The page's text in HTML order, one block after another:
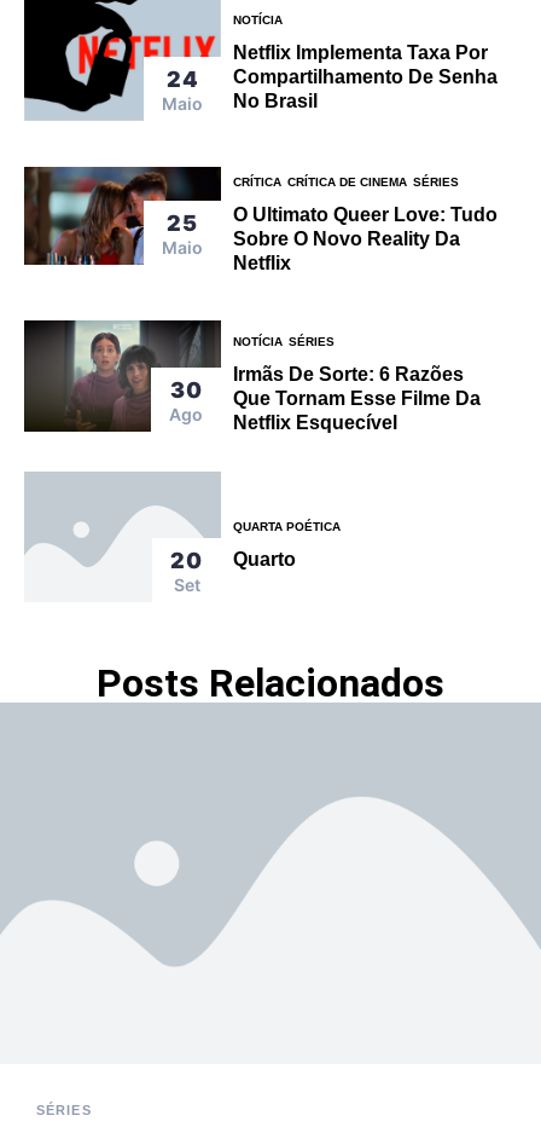
24
Maio
NOTÍCIA
Netflix Implementa Taxa Por
Compartilhamento De Senha
No Brasil
25
Maio
CRÍTICA CRÍTICA DE CINEMA SÉRIES
O Ultimato Queer Love: Tudo
Sobre O Novo Reality Da
Netflix
30
Ago
NOTÍCIA SÉRIES
Irmãs De Sorte: 6 Razões
Que Tornam Esse Filme Da
Netflix Esquecível
20
Set
QUARTA POÉTICA
Quarto
Posts Relacionados
SÉRIES